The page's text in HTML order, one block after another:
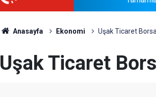
Anasayfa Ekonomi Uşak Ticaret
Uşak Ticaret